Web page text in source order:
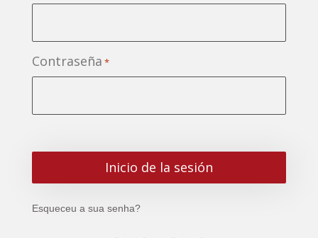
Contraseña *
Esqueceu a sua senha?